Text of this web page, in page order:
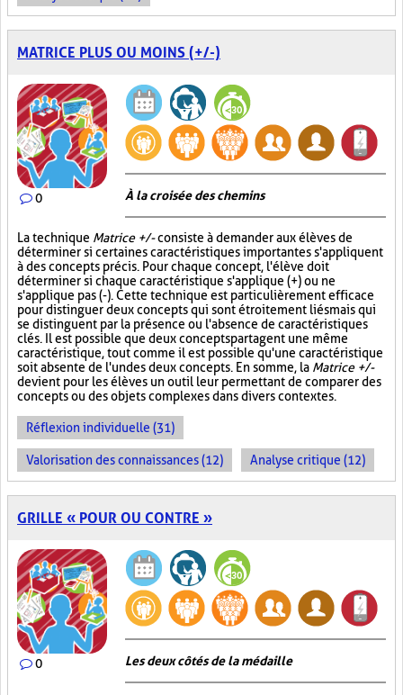
MATRICE PLUS OU MOINS (+/-)
0 À la croisée des chemins
La technique Matrice +/-consiste à demander aux élèves de
déterminer si certaines caractéristiques importantes s'appliquent
à des concepts précis. Pour chaque concept, l'élève doit
déterminer si chaque caractéristique s'applique (+) ou ne
s'applique pas (-). Cette technique est particulièrement efficace
pour distinguer deux concepts qui sont étroitement liés mais qui
se distinguent par la présence ou l'absence de caractéristiques
clés. Il est possible que deux concepts partagent une même
caractéristique, tout comme il est possible qu'une caractéristique
soit absente de l'un des deux concepts. En somme, la Matrice +/-
devient pour les élèves un outil leur permettant de comparer des
concepts ou des objets complexes dans divers contextes.
Réflexion individuelle (31)
Valorisation des connaissances (12) Analyse critique (12)
GRILLE « POUR OU CONTRE »
0 Les deux côtés de la médaille